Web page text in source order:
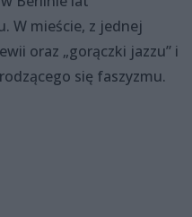
W mieście, z jednej
oraz „gorączki jazzu” i
się faszyzmu.